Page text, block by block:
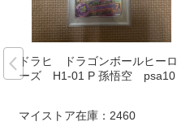
ドラヒ ドラゴンボールヒーロ
ーズ H1-01 P 孫悟空 psa10
マイストア在庫： 2460